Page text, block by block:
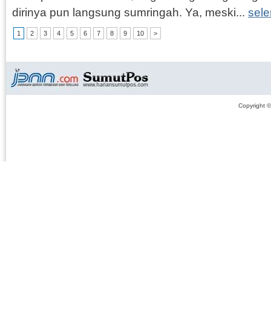
dirinya pun langsung sumringah. Ya, meski...
1 2 3 4 5 6 7 8 9 10 >
Copyright